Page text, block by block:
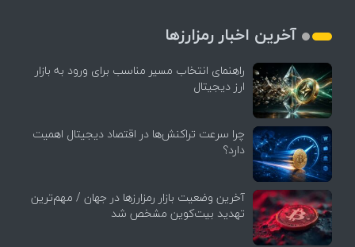
آخرین اخبار رمزارزها
راهنمای انتخاب مسیر مناسب برای ورود به بازار
ارز دیجیتال
چرا سرعت تراکنش‌ها در اقتصاد دیجیتال اهمیت
دارد؟
آخرین وضعیت بازار رمزارزها در جهان / مهم‌ترین
تهدید بیت‌کوین مشخص شد